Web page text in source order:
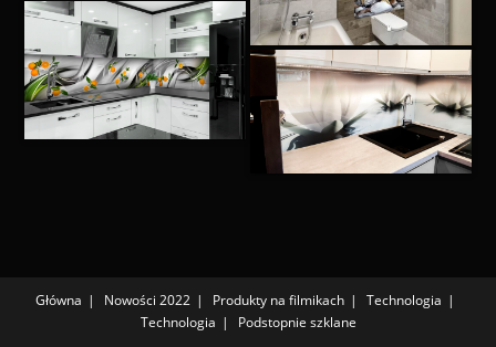
Główna Nowości 2022 Produkty na filmikach
Technologia
Technologia
Podstopnie szklane